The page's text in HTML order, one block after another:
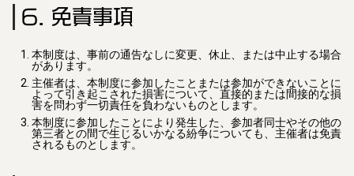
6. 免責事項
本制度は、事前の通告なしに変更、休止、または中止する場合
があります。
主催者は、本制度に参加したことまたは参加ができないことに
よって引き起こされた損害について、直接的または間接的な損
害を問わず一切責任を負わないものとします。
本制度に参加したことにより発生した、参加者同士やその他の
第三者との間で生じるいかなる紛争についても、主催者は免責
されるものとします。